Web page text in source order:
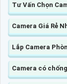
Tư Vấn Chọn
Camera Giá Rẻ
Lắp Camera
Camera có